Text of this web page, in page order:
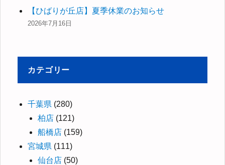
【ひばりが丘店】夏季休業のお知らせ
2026年7月16日
カテゴリー
千葉県 (280)
柏店 (121)
船橋店 (159)
宮城県 (111)
仙台店 (50)